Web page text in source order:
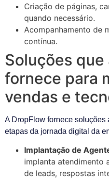
Criação de páginas,
quando necessário.
Acompanhamento de
contínua.
Soluções que
fornece para
vendas e
A DropFlow fornece soluções
etapas da jornada digital da
Implantação de
implanta atendimento
de leads, respostas